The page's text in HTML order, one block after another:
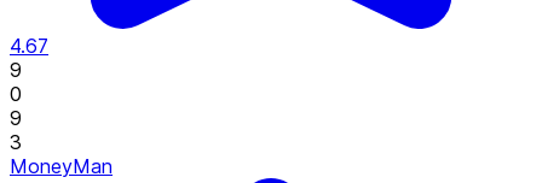
4.67
9
0
9
3
MoneyMan